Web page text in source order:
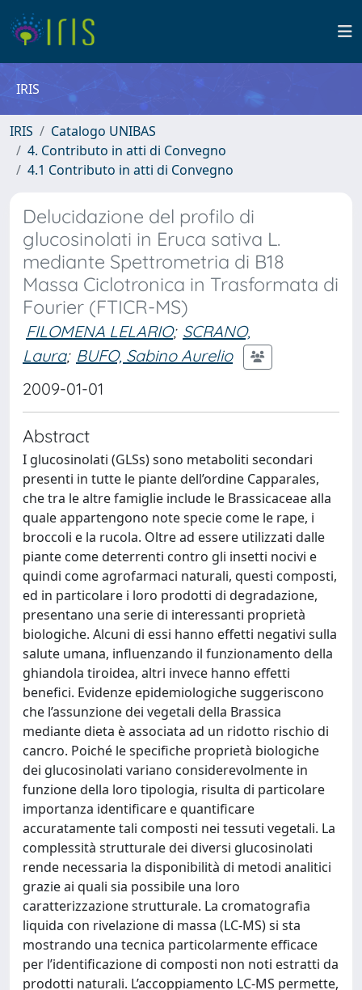
IRIS
IRIS
Catalogo UNIBAS
4. Contributo in atti di Convegno
4.1 Contributo in atti di Convegno
Delucidazione del profilo di
glucosinolati in Eruca sativa L.
mediante Spettrometria di B18
Massa Ciclotronica in Trasformata di
Fourier (FTICR-MS)
FILOMENA LELARIO; SCRANO,
Laura; BUFO, Sabino Aurelio
2009-01-01
Abstract
I glucosinolati (GLSs) sono metaboliti secondari
presenti in tutte le piante dell’ordine Capparales,
che tra le altre famiglie include le Brassicaceae alla
quale appartengono note specie come le rape, i
broccoli e la rucola. Oltre ad essere utilizzati dalle
piante come deterrenti contro gli insetti nocivi e
quindi come agrofarmaci naturali, questi composti,
ed in particolare i loro prodotti di degradazione,
presentano una serie di interessanti proprietà
biologiche. Alcuni di essi hanno effetti negativi sulla
salute umana, influenzando il funzionamento della
ghiandola tiroidea, altri invece hanno effetti
benefici. Evidenze epidemiologiche suggeriscono
che l’assunzione dei vegetali della Brassica
mediante dieta è associata ad un ridotto rischio di
cancro. Poiché le specifiche proprietà biologiche
dei glucosinolati variano considerevolmente in
funzione della loro tipologia, risulta di particolare
importanza identificare e quantificare
accuratamente tali composti nei tessuti vegetali. La
complessità strutturale dei diversi glucosinolati
rende necessaria la disponibilità di metodi analitici
grazie ai quali sia possibile una loro
caratterizzazione strutturale. La cromatografia
liquida con rivelazione di massa (LC-MS) si sta
mostrando una tecnica particolarmente efficace
per l’identificazione di composti non noti estratti da
prodotti naturali. L’accoppiamento LC-MS permette,